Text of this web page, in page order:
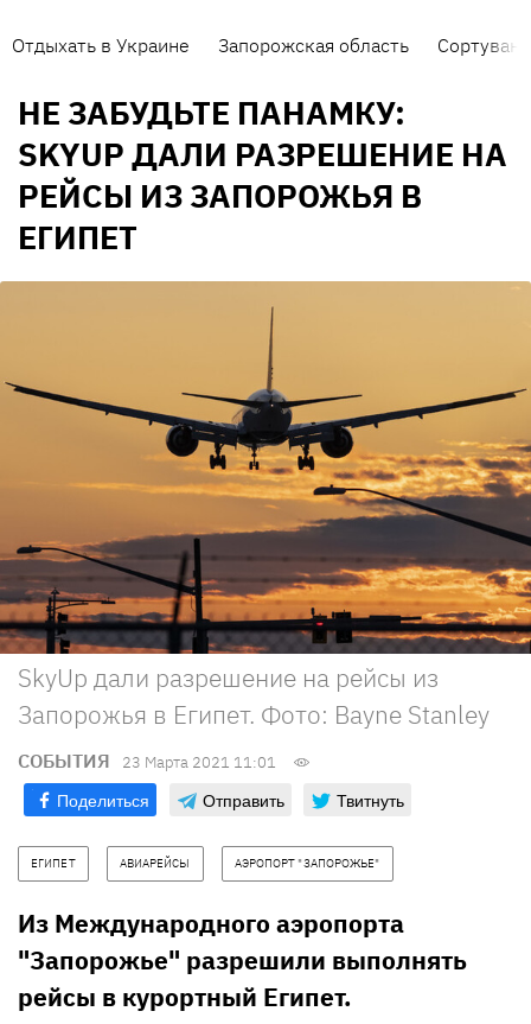
Отдыхать в Украине Запорожская область
НЕ ЗАБУДЬТЕ ПАНАМКУ:
SKYUP ДАЛИ РАЗРЕШЕНИЕ НА
РЕЙСЫ ИЗ ЗАПОРОЖЬЯ В
ЕГИПЕТ
SkyUp дали разрешение на рейсы из
Запорожья в Египет. Фото: Bayne Stanley
СОБЫТИЯ 23 Марта 2021 11:01
Поделиться Отправить Твитнуть
ЕГИПЕТ АВИАРЕЙСЫ АЭРОПОРТ "ЗАПОРОЖЬЕ"
Из Международного аэропорта
"Запорожье" разрешили выполнять
рейсы в курортный Египет.